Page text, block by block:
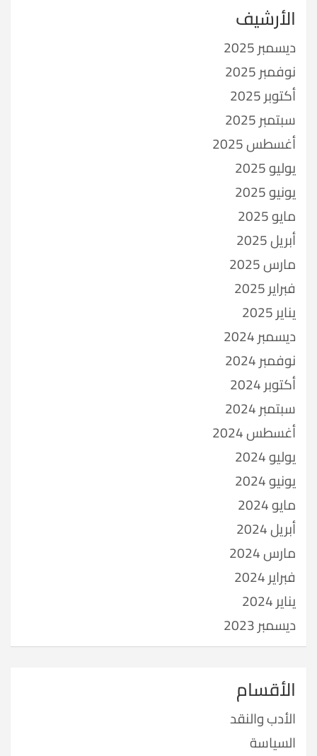
الأرشيف
ديسمبر 2025
نوفمبر 2025
أكتوبر 2025
سبتمبر 2025
أغسطس 2025
يوليو 2025
يونيو 2025
مايو 2025
أبريل 2025
مارس 2025
فبراير 2025
يناير 2025
ديسمبر 2024
نوفمبر 2024
أكتوبر 2024
سبتمبر 2024
أغسطس 2024
يوليو 2024
يونيو 2024
مايو 2024
أبريل 2024
مارس 2024
فبراير 2024
يناير 2024
ديسمبر 2023
الأقسام
الأدب والنقد
السياسة